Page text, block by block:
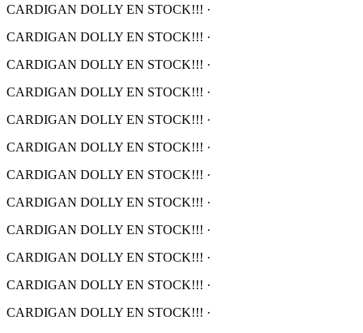
CARDIGAN DOLLY EN STOCK!!! ·
CARDIGAN DOLLY EN STOCK!!! ·
CARDIGAN DOLLY EN STOCK!!! ·
CARDIGAN DOLLY EN STOCK!!! ·
CARDIGAN DOLLY EN STOCK!!! ·
CARDIGAN DOLLY EN STOCK!!! ·
CARDIGAN DOLLY EN STOCK!!! ·
CARDIGAN DOLLY EN STOCK!!! ·
CARDIGAN DOLLY EN STOCK!!! ·
CARDIGAN DOLLY EN STOCK!!! ·
CARDIGAN DOLLY EN STOCK!!! ·
CARDIGAN DOLLY EN STOCK!!! ·